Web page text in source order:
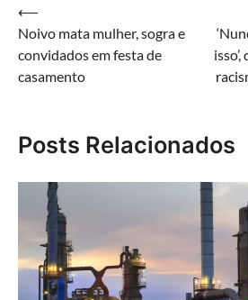
Navegação
de
Post
⟵
Noivo mata mulher, sogra e
convidados em festa de
casamento
Posts Relacionados